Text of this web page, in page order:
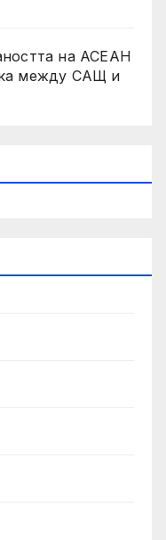
на АСЕАН
между САЩ и